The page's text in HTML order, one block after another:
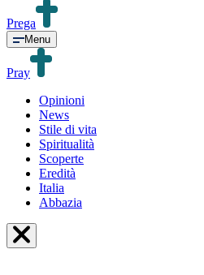
Prega
Menu
Pray
Opinioni
News
Stile di vita
Spiritualità
Scoperte
Eredità
Italia
Abbazia